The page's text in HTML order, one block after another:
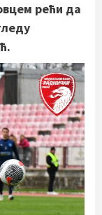
рећи да